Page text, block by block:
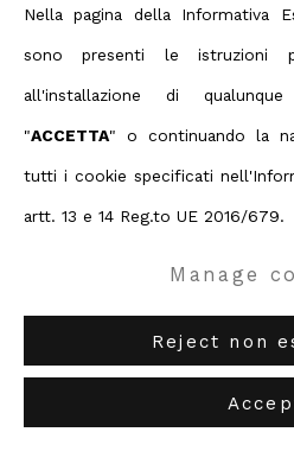
ABC-ARTE via XX Settembre
ABC-ARTE ONE OF via Santa
Nella pagina della Informativa
sono presenti le istruzioni
all'installazione di
"ACCETTA" o continuando la
tutti i cookie specificati
artt. 13 e 14 Reg.to UE 2016/679.
Manage
Reject non